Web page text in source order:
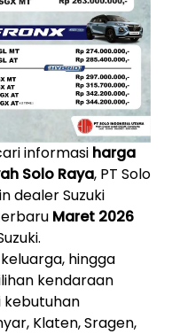
informasi harga
Solo Raya, PT Solo
dealer Suzuki
Maret 2026
hingga
kendaraan
kebutuhan
Klaten, Sragen,